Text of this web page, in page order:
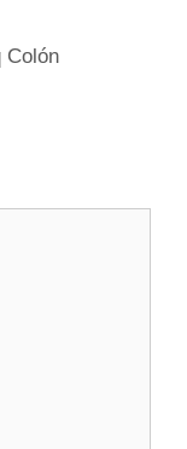
Colón